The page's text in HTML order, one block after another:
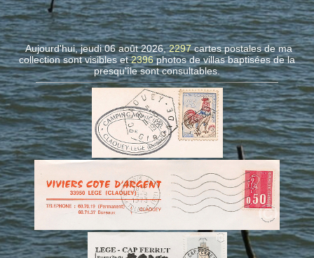
Aujourd'hui, jeudi 06 août 2026,2297cartes postales de ma
collection sont visibles et2396 photos de villasbaptisées de la
presqu'île sont consultables.